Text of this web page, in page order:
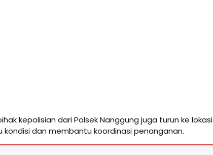
kepolisian dari Polsek Nanggung juga turun ke lokasi
kondisi dan membantu koordinasi penanganan.